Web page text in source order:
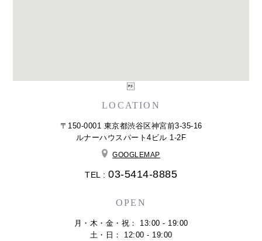
LOCATION
〒150-0001 東京都渋谷区神宮前3-35-16
ルナーハウスパート4ビル 1-2F
GOOGLEMAP
TEL : 03-5414-8885
OPEN
月・木・金・祝： 13:00 - 19:00
土・日： 12:00 - 19:00